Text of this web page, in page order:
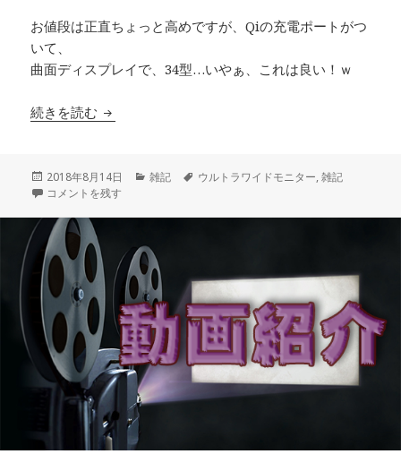
お値段は正直ちょっと高めですが、Qiの充電ポートがつ
いて、
曲面ディスプレイで、34型…いやぁ、これは良い！ｗ
続きを読む モニターのお話…再び！ c43j89も良いけど別の
投
稿
2018年8月14日
カ
雑記
タ
ウルトラワイドモニター,雑記
モニターのお話…再び！ c43j89も良いけど別のもね！ に
コメントを残す